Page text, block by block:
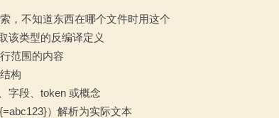
，不知道东西在哪个文件时用这个
该类型的反编译定义
范围的内容
构
字段、token 或概念
）解析为实际文本